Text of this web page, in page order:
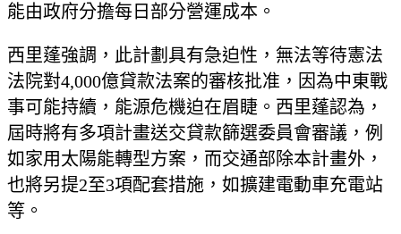
能由政府分擔每日部分營運成本。
西里蓬強調，此計劃具有急迫性，無法等待憲法
法院對4,000億貸款法案的審核批准，因為中東戰
事可能持續，能源危機迫在眉睫。西里蓬認為，
屆時將有多項計畫送交貸款篩選委員會審議，例
如家用太陽能轉型方案，而交通部除本計畫外，
也將另提2至3項配套措施，如擴建電動車充電站
等。